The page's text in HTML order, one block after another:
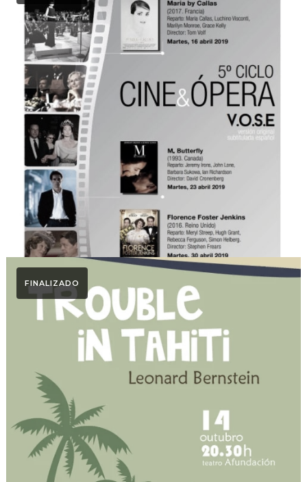
Ciclo Cine y Ópera 2019
Ciclo Cine & Ópera
Ópera Trouble in Tahiti
Otoño Lírico
FINALIZADO